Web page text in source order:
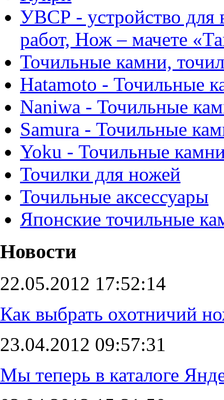
УВСР - устройство для
работ, Нож – мачете
Точильные камни,
Hatamoto - Точильные
Naniwa - Точильные
Samura - Точильные
Yoku - Точильные
Точилки для ножей
Точильные аксессуары
Японские точильные
Новости
22.05.2012 17:52:14
Как выбрать охотничий
23.04.2012 09:57:31
Мы теперь в каталоге